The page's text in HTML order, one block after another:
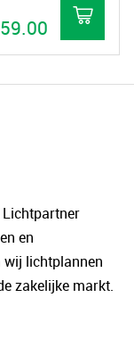
Lichtpartner
en
wij lichtplannen
zakelijke markt.